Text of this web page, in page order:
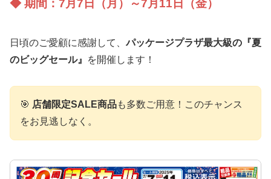
◆ 期間： 7月7日（月）～7月11日（金）
日頃のご愛顧に感謝して、パッケージプラザ最大級の『夏
のビッグセール』
を開催します！
🎯 店舗限定SALE商品も多数ご用意！このチャンス
をお見逃しなく。